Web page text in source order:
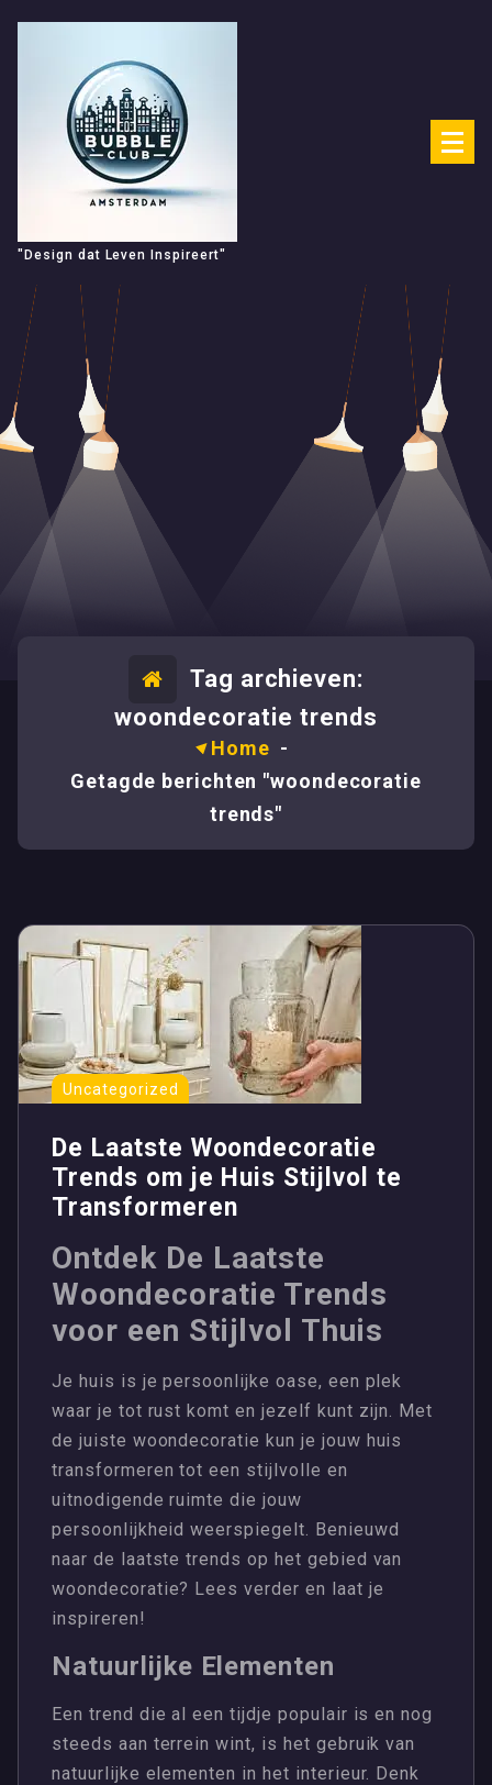
"Design dat Leven Inspireert"
Tag archieven:
woondecoratie trends
Home -
Getagde berichten "woondecoratie
trends"
Uncategorized
De Laatste Woondecoratie
Trends om je Huis Stijlvol te
Transformeren
Ontdek De Laatste
Woondecoratie Trends
voor een Stijlvol Thuis
Je huis is je persoonlijke oase, een plek
waar je tot rust komt en jezelf kunt zijn. Met
de juiste woondecoratie kun je jouw huis
transformeren tot een stijlvolle en
uitnodigende ruimte die jouw
persoonlijkheid weerspiegelt. Benieuwd
naar de laatste trends op het gebied van
woondecoratie? Lees verder en laat je
inspireren!
Natuurlijke Elementen
Een trend die al een tijdje populair is en nog
steeds aan terrein wint, is het gebruik van
natuurlijke elementen in het interieur. Denk